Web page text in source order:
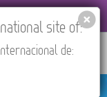
Find your Tour
site of:
de: